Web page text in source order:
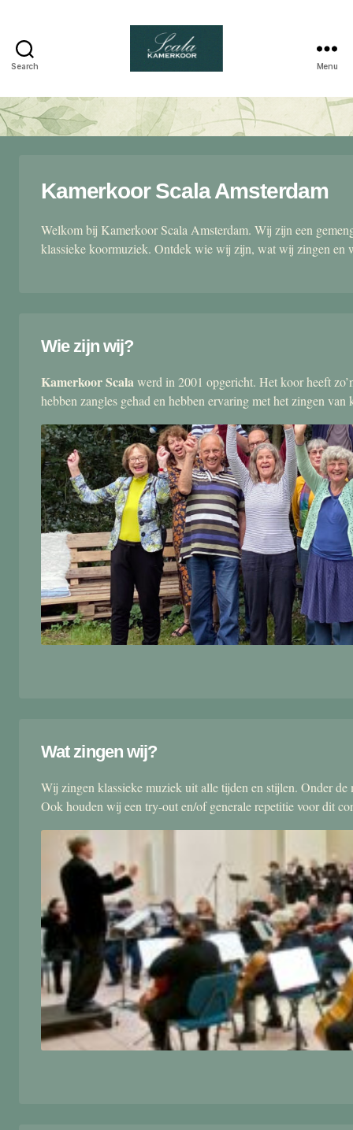
Search
kamerkoor
Menu
Kamerkoor Scala Amsterdam
Welkom bij Kamerkoor Scala Amsterdam. Wij zijn een
klassieke koormuziek. Ontdek wie wij zijn, wat wij zingen en
Wie zijn wij?
Kamerkoor Scalawerd in 2001 opgericht. Het koor heeft
hebben zangles gehad en hebben ervaring met het zingen van
Wat zingen wij?
Wij zingen klassieke muziek uit alle tijden en stijlen. Onder
Ook houden wij een try-out en/of generale repetitie voor dit